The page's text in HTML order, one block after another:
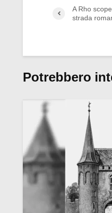
A Rho
strada
Potrebbero